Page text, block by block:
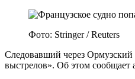
Фото: Stringer / Reuters
Следовавший через Ормузский
выстрелов». Об этом сообщает